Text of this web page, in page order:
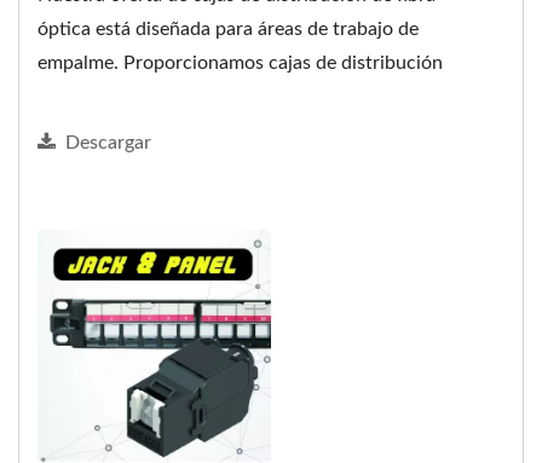
óptica está diseñada para áreas de trabajo de
empalme. Proporcionamos cajas de distribución
Descargar